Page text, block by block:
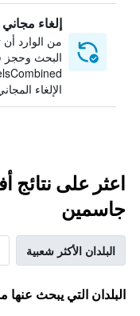
إلغاء مجاني
من الوارد
البحث وحجز
الإلغاء
اعثر على نتائج
جاسمين
البلدان الأكثر شعبية
البلدان التي يبحث عنها